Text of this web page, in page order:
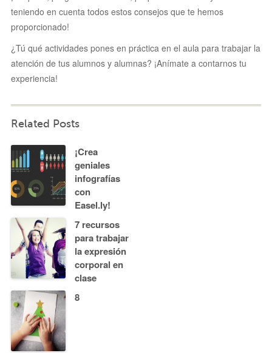
teniendo en cuenta todos estos consejos que te hemos
proporcionado!
¿Tú qué actividades pones en práctica en el aula para trabajar la
atención de tus alumnos y alumnas? ¡Anímate a contarnos tu
experiencia!
Related Posts
¡Crea
geniales
infografías
con
Easel.ly!
7 recursos
para trabajar
la expresión
corporal en
clase
8